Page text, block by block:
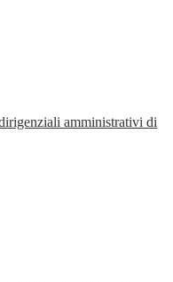
amministrativi di